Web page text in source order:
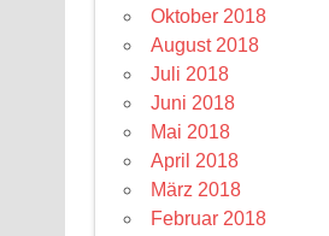
Oktober 2018
August 2018
Juli 2018
Juni 2018
Mai 2018
April 2018
März 2018
Februar 2018